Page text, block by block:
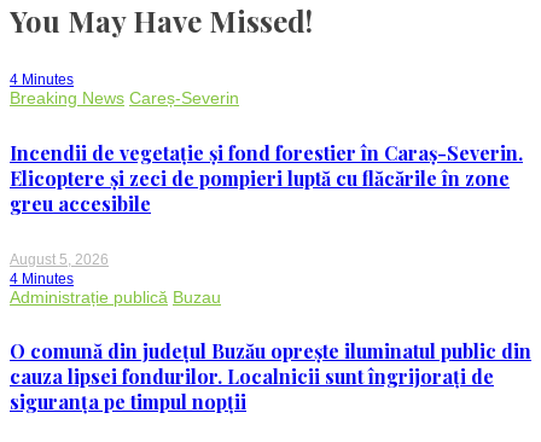
You May Have Missed!
4 Minutes
Breaking News Careș-Severin
Incendii de vegetație și fond forestier în Caraș-Severin.
Elicoptere și zeci de pompieri luptă cu flăcările în zone
greu accesibile
August 5, 2026
4 Minutes
Administrație publică Buzau
O comună din județul Buzău oprește iluminatul public din
cauza lipsei fondurilor. Localnicii sunt îngrijorați de
siguranța pe timpul nopții